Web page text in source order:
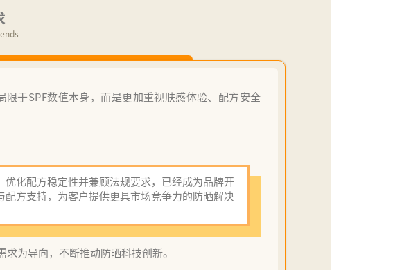
于SPF数值本身，而是更加重视肤感体验、配方安全
化配方稳定性并兼顾法规要求，已经成为品牌开
方支持，为客户提供更具市场竞争力的防晒解决
求为导向，不断推动防晒科技创新。